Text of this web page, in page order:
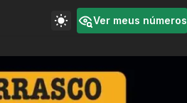
Ver meus números